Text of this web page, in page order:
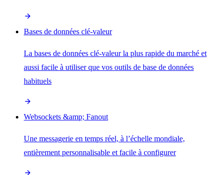
Bases de données clé-valeur
La bases de données clé-valeur la plus rapide du marché et
aussi facile à utiliser que vos outils de base de données
habituels
Websockets &amp; Fanout
Une messagerie en temps réel, à l’échelle mondiale,
entièrement personnalisable et facile à configurer